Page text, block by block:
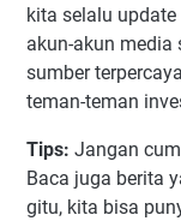
kita selalu
akun-akun media
sumber
teman-teman
Tips: Jangan
Baca juga berita
gitu, kita bisa